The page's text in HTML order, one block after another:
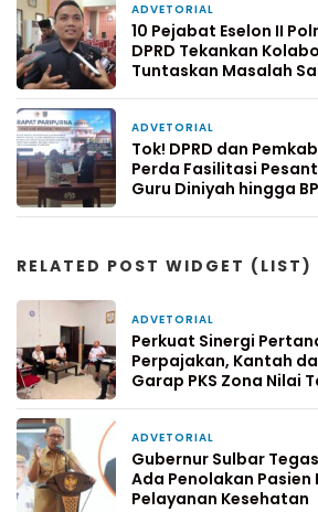
ADVETORIAL
10 Pejabat Eselon II
DPRD Tekankan
Tuntaskan Masalah
ADVETORIAL
Tok! DPRD dan
Perda Fasilitasi
Guru Diniyah hingga
RELATED POST WIDGET (LIST)
ADVETORIAL
Perkuat Sinergi
Perpajakan, Kantah
Garap PKS Zona Nilai
ADVETORIAL
Gubernur Sulbar
Ada Penolakan
Pelayanan Kesehatan